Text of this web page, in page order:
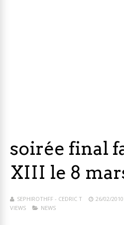
soirée final
XIII le 8
SEPHIROTHFF - CEDRIC T 26/02/2010
VIEWS
NEWS